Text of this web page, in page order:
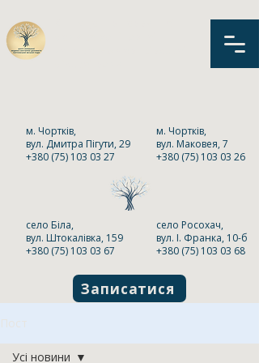
м. Чортків,
вул. Дмитра Пігути, 29
+380 (75) 103 03 27
м. Чортків,
вул. Маковея, 7
+380 (75) 103 03 26
село Біла,
вул. Штокалівка, 159
+380 (75) 103 03 67
село Росохач,
вул. І. Франка, 10-б
+380 (75) 103 03 68
Записатися
Пост
Усі новини